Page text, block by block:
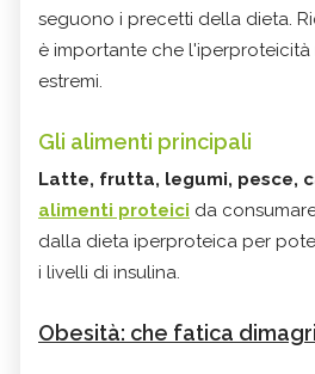
seguono i precetti della dieta.
è importante che
estremi.
Gli alimenti principali
Latte, frutta, legumi, pesce,
alimenti proteici da
dalla dieta iperproteica per
i livelli di insulina.
Obesità: che fatica